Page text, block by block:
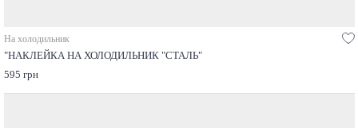
На холодильник
"НАКЛЕЙКА НА ХОЛОДИЛЬНИК "СТАЛЬ"
595 грн